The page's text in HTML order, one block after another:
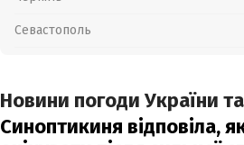
Севастополь
Новини погоди України та
Синоптикиня відповіла,